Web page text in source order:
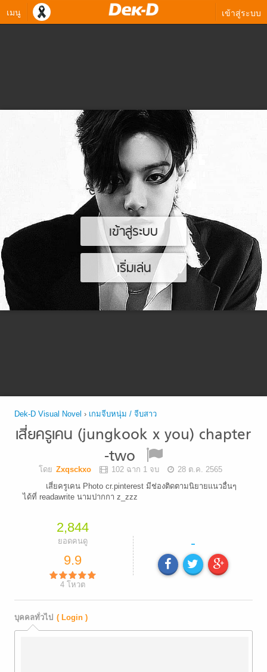
เมนู เข้าสู่ระบบ
เข้าสู่ระบบ
เริ่มเล่น
Dek-D Visual Novel › เกมจีบหนุ่ม / จีบสาว
เสี่ยครูเคน (jungkook x you) chapter
-two
โดย Zxqsckxo 102 ฉาก 1 จบ
28 ต.ค. 2565
เสี่ยครูเคน Photo cr.pinterest มีช่องติดตามนิยายแนวอื่นๆ
ได้ที่ readawrite นามปากกา z_zzz
2,844
ยอดคนดู
9.9
4โหวต
-
บุคคลทั่วไป ( Login )